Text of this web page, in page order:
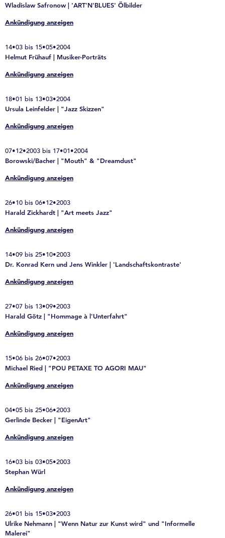
Wladislaw Safronow | 'ART'N'BLUES' Ölbilder
Ankündigung anzeigen
14•03 bis 15•05•2004
Helmut Frühauf | Musiker-Porträts
Ankündigung anzeigen
18•01 bis 13•03•2004
Ursula Leinfelder | "Jazz Skizzen"
Ankündigung anzeigen
07•12•2003 bis 17•01•2004
Borowski/Bacher | "Mouth" & "Dreamdust"
Ankündigung anzeigen
26•10 bis 06•12•2003
Harald Zickhardt | "Art meets Jazz"
Ankündigung anzeigen
14•09 bis 25•10•2003
Dr. Konrad Kern und Jens Winkler | 'Landschaftskontraste'
Ankündigung anzeigen
27•07 bis 13•09•2003
Harald Götz | "Hommage à l'Unterfahrt"
Ankündigung anzeigen
15•06 bis 26•07•2003
Michael Ried | "POU PETAXE TO AGORI MAU"
Ankündigung anzeigen
04•05 bis 25•06•2003
Gerlinde Becker | "EigenArt"
Ankündigung anzeigen
16•03 bis 03•05•2003
Stephan Würl
Ankündigung anzeigen
26•01 bis 15•03•2003
Ulrike Nehmann | "Wenn Natur zur Kunst wird" und "Informelle
Malerei"